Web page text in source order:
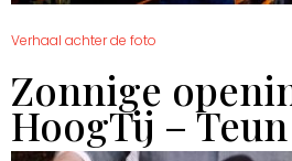
Verhaal achter de foto
Zonnige
HoogTij –